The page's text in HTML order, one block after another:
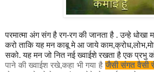
परमात्मा अंग संग है रग-रग की जानता है . उन्हे धोखा
करो ताकि यह मन काबू मे आ जाये
सको. यह मन जो नित नई ख्वाईशे रखता है एक प्रभु
पाने की ख्वाईश रखे,कहा भी गया हैजैसी संगत वैसी